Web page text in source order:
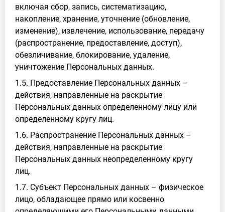
включая сбор, запись, систематизацию,
накопление, хранение, уточнение (обновление,
изменение), извлечение, использование, передачу
(распространение, предоставление, доступ),
обезличивание, блокирование, удаление,
уничтожение Персональных данных.
1.5. Предоставление Персональных данных –
действия, направленные на раскрытие
Персональных данных определенному лицу или
определенному кругу лиц.
1.6. Распространение Персональных данных –
действия, направленные на раскрытие
Персональных данных неопределенному кругу
лиц.
1.7. Субъект Персональных данных – физическое
лицо, обладающее прямо или косвенно